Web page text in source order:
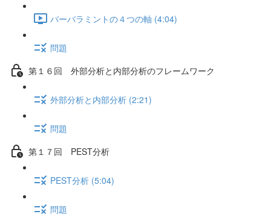
バーバラミントの４つの軸 (4:04)
問題
第１６回 外部分析と内部分析のフレームワーク
外部分析と内部分析 (2:21)
問題
第１７回 PEST分析
PEST分析 (5:04)
問題